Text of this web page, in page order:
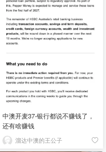
中澳开麦37-银行都说不赚钱了，
还有啥赚钱
溜达中澳的王公子